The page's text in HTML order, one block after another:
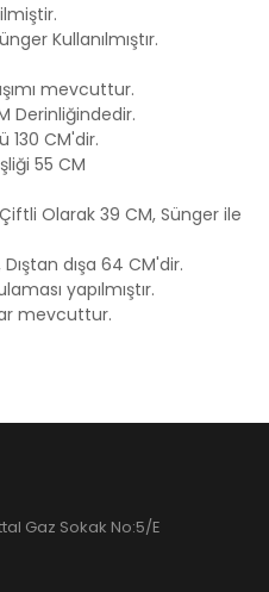
Kullanılmıştır.
mevcuttur.
Derinliğindedir.
130 CM'dir.
55 CM
Olarak 39 CM, Sünger ile
dışa 64 CM'dir.
yapılmıştır.
mevcuttur.
Gaz Sokak No:5/E